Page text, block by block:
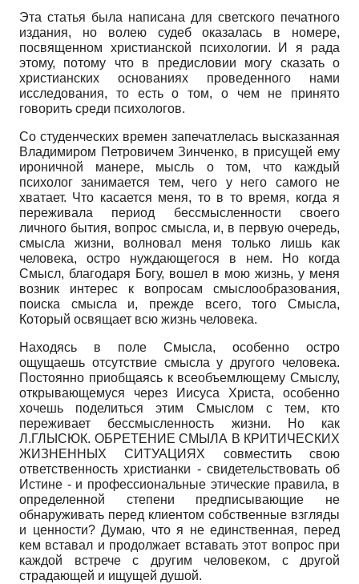
Эта статья была написана для светского печатного
издания, но волею судеб оказалась в номере,
посвященном христианской психологии. И я рада
этому, потому что в предисловии могу сказать о
христианских основаниях проведенного нами
исследования, то есть о том, о чем не принято
говорить среди психологов.
Со студенческих времен запечатлелась высказанная
Владимиром Петровичем Зинченко, в присущей ему
ироничной манере, мысль о том, что каждый
психолог занимается тем, чего у него самого не
хватает. Что касается меня, то в то время, когда я
переживала период бессмысленности своего
личного бытия, вопрос смысла, и, в первую очередь,
смысла жизни, волновал меня только лишь как
человека, остро нуждающегося в нем. Но когда
Смысл, благодаря Богу, вошел в мою жизнь, у меня
возник интерес к вопросам смыслообразования,
поиска смысла и, прежде всего, того Смысла,
Который освящает всю жизнь человека.
Находясь в поле Смысла, особенно остро
ощущаешь отсутствие смысла у другого человека.
Постоянно приобщаясь к всеобъемлющему Смыслу,
открывающемуся через Иисуса Христа, особенно
хочешь поделиться этим Смыслом с тем, кто
переживает бессмысленность жизни. Но как
Л.ГЛЫСЮК. ОБРЕТЕНИЕ СМЫЛА В КРИТИЧЕСКИХ
ЖИЗНЕННЫХ СИТУАЦИЯХ совместить свою
ответственность христианки - свидетельствовать об
Истине - и профессиональные этические правила, в
определенной степени предписывающие не
обнаруживать перед клиентом собственные взгляды
и ценности? Думаю, что я не единственная, перед
кем вставал и продолжает вставать этот вопрос при
каждой встрече с другим человеком, с другой
страдающей и ищущей душой.